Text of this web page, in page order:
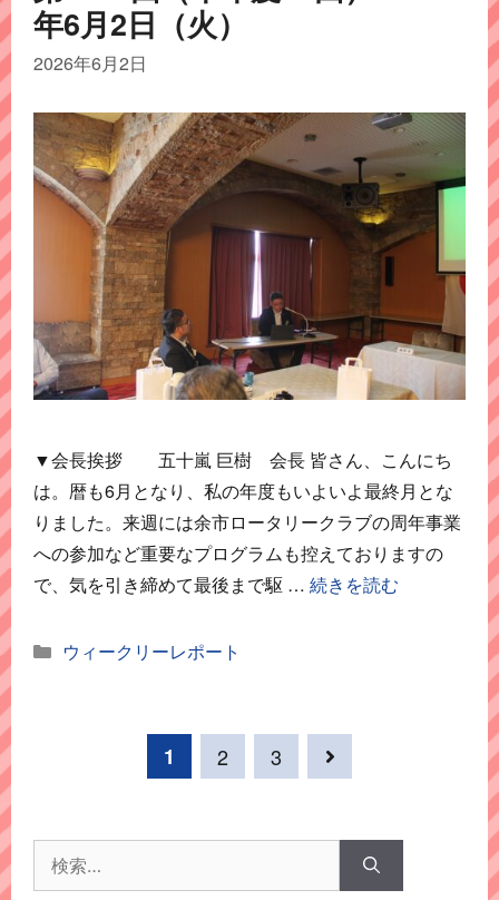
年6月2日（火）
2026年6月2日
▼会長挨拶 五十嵐 巨樹 会長 皆さん、こんにち
は。暦も6月となり、私の年度もいよいよ最終月とな
りました。来週には余市ロータリークラブの周年事業
への参加など重要なプログラムも控えておりますの
で、気を引き締めて最後まで駆 … 続きを読む
カ
ウィークリーレポート
1 2 3
索: